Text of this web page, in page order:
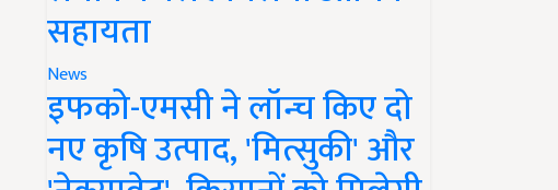
सहायता
News
इफको-एमसी ने लॉन्च किए दो
नए कृषि उत्पाद, 'मित्सुकी' और